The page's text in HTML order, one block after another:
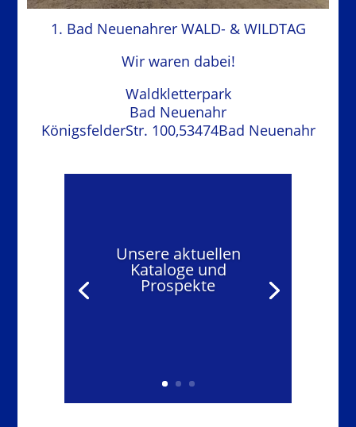
1. Bad Neuenahrer WALD- & WILDTAG
Wir waren dabei!
Waldkletterpark
Bad Neuenahr
KönigsfelderStr. 100,53474Bad Neuenahr
Unsere aktuellen
Kataloge und
Prospekte